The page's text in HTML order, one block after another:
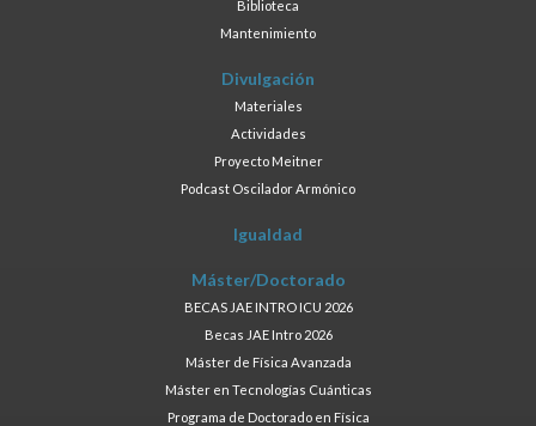
Biblioteca
Mantenimiento
Divulgación
Materiales
Actividades
Proyecto Meitner
Podcast Oscilador Armónico
Igualdad
Máster/Doctorado
BECAS JAE INTRO ICU 2026
Becas JAE Intro 2026
Máster de Física Avanzada
Máster en Tecnologías Cuánticas
Programa de Doctorado en Física